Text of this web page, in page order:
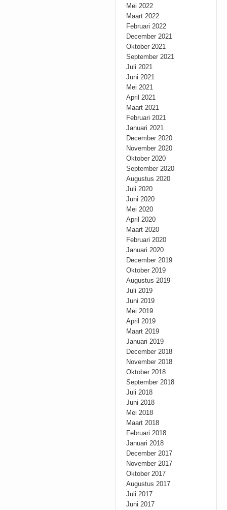
Mei 2022
Maart 2022
Februari 2022
December 2021
Oktober 2021
September 2021
Juli 2021
Juni 2021
Mei 2021
April 2021
Maart 2021
Februari 2021
Januari 2021
December 2020
November 2020
Oktober 2020
September 2020
Augustus 2020
Juli 2020
Juni 2020
Mei 2020
April 2020
Maart 2020
Februari 2020
Januari 2020
December 2019
Oktober 2019
Augustus 2019
Juli 2019
Juni 2019
Mei 2019
April 2019
Maart 2019
Januari 2019
December 2018
November 2018
Oktober 2018
September 2018
Juli 2018
Juni 2018
Mei 2018
Maart 2018
Februari 2018
Januari 2018
December 2017
November 2017
Oktober 2017
Augustus 2017
Juli 2017
Juni 2017